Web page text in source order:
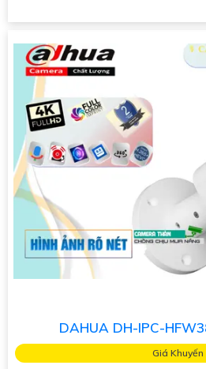
DAHUA DH-IPC-
Giá Khuyến